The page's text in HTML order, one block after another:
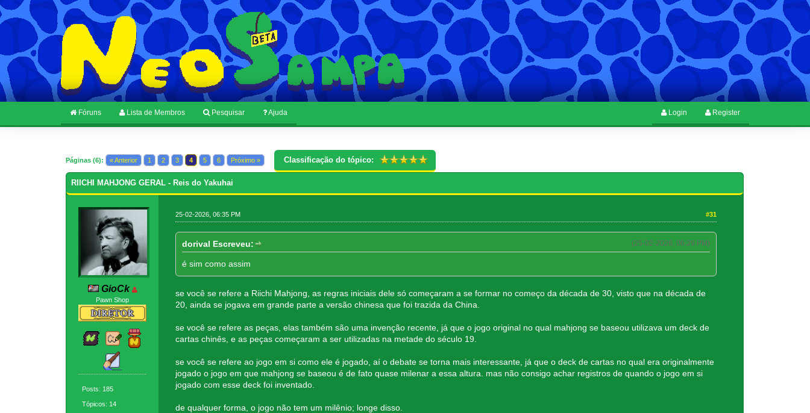
Fóruns Lista de Membros Pesquisar Ajuda Register
Login
Páginas (6): « Anterior 1 2 3 4 5 6 Próximo » Classificação do tópico:
RIICHI MAHJONG GERAL - Reis do Yakuhai
GioCk
Pawn Shop
Posts: 185
Tópicos: 14
#31
25-02-2026, 06:35 PM
(25-02-2026, 06:29 PM)
dorival Escreveu:
é sim como assim
se você se refere a Riichi Mahjong, as regras iniciais dele só começaram a se formar no começo da década de 30, visto que na década de
20, ainda se jogava em grande parte a versão chinesa que foi trazida da China.
se você se refere as peças, elas também são uma invenção recente, já que o jogo original no qual mahjong se baseou utilizava um deck de
cartas chinês, e as peças começaram a ser utilizadas na metade do século 19.
se você se refere ao jogo em si como ele é jogado, aí o debate se torna mais interessante, já que o deck de cartas no qual era originalmente
jogado o jogo em que mahjong se baseou é de fato quase milenar a essa altura. mas não consigo achar registros de quando o jogo em si
jogado com esse deck foi inventado.
de qualquer forma, o jogo não tem um milênio; longe disso.